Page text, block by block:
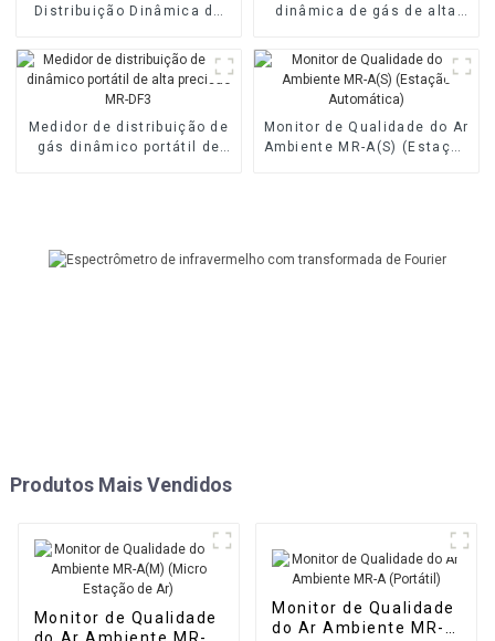
Distribuição Dinâmica de
Multicomponente
dinâmica de gás de alta
Medidor de distribuição de
gás dinâmico portátil de
Monitor de Qualidade do Ar
Ambiente MR-A(S) (Estação
Produtos Mais Vendidos
Monitor de Qualidade
do Ar Ambiente MR-
Monitor de Qualidade
do Ar Ambiente MR-A